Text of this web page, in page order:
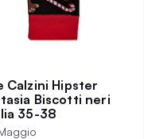
Calzini Hipster
Biscotti neri
35-38